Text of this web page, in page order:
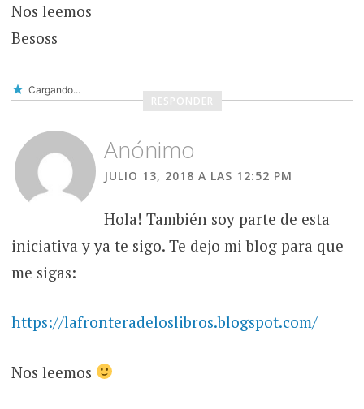
Nos leemos
Besoss
Cargando...
RESPONDER
Anónimo
JULIO 13, 2018 A LAS 12:52 PM
Hola! También soy parte de esta
iniciativa y ya te sigo. Te dejo mi blog para que
me sigas:
https://lafronteradeloslibros.blogspot.com/
Nos leemos